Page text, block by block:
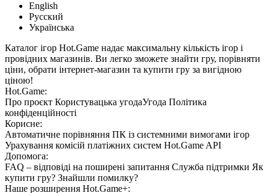
English
Русский
Українська
Каталог ігор Hot.Game надає максимальну кількість ігор і
провідних магазинів. Ви легко зможете знайти гру, порівняти
ціни, обрати інтернет-магазин та купити гру за вигідною
ціною!
Hot.Game:
Про проєкт Користувацька угодаУгода Політика
конфіденційності
Корисне:
Автоматичне порівняння ПК із системними вимогами ігор
Урахування комісій платіжних систем Hot.Game API
Допомога:
FAQ – відповіді на поширені запитання Служба підтримки Як
купити гру? Знайшли помилку?
Наше розширення Hot.Game+: